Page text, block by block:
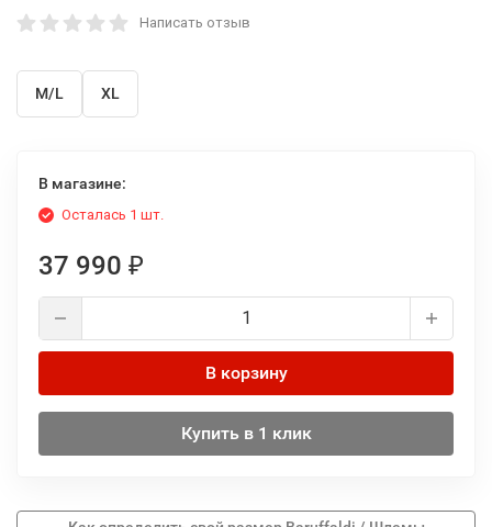
Написать отзыв
M/L XL
В магазине:
Осталась 1 шт.
37 990 ₽
В корзину
Купить в 1 клик